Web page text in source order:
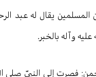
المسلمين يقال له عبد
عليه وآله بالخبر.
فصرت إلى النبيّ صلى